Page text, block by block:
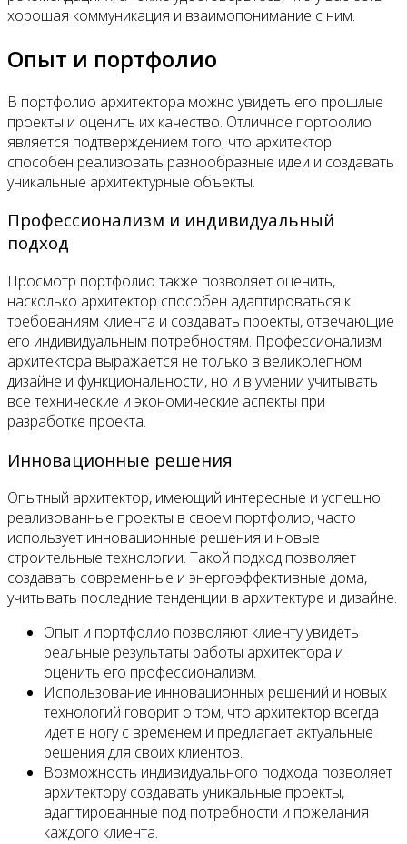
хорошая коммуникация и взаимопонимание с ним.
Опыт и портфолио
В портфолио архитектора можно увидеть его прошлые
проекты и оценить их качество. Отличное портфолио
является подтверждением того, что архитектор
способен реализовать разнообразные идеи и создавать
уникальные архитектурные объекты.
Профессионализм и индивидуальный
подход
Просмотр портфолио также позволяет оценить,
насколько архитектор способен адаптироваться к
требованиям клиента и создавать проекты, отвечающие
его индивидуальным потребностям. Профессионализм
архитектора выражается не только в великолепном
дизайне и функциональности, но и в умении учитывать
все технические и экономические аспекты при
разработке проекта.
Инновационные решения
Опытный архитектор, имеющий интересные и успешно
реализованные проекты в своем портфолио, часто
использует инновационные решения и новые
строительные технологии. Такой подход позволяет
создавать современные и энергоэффективные дома,
учитывать последние тенденции в архитектуре и дизайне.
Опыт и портфолио позволяют клиенту увидеть
реальные результаты работы архитектора и
оценить его профессионализм.
Использование инновационных решений и новых
технологий говорит о том, что архитектор всегда
идет в ногу с временем и предлагает актуальные
решения для своих клиентов.
Возможность индивидуального подхода позволяет
архитектору создавать уникальные проекты,
адаптированные под потребности и пожелания
каждого клиента.